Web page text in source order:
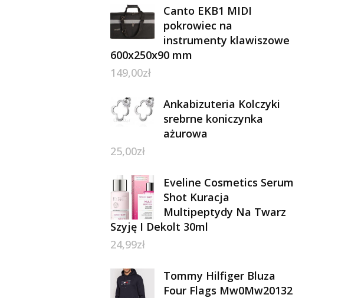
Canto EKB1 MIDI
pokrowiec na
instrumenty klawiszowe
600x250x90 mm
149,00zł
Ankabizuteria Kolczyki
srebrne koniczynka
ażurowa
25,00zł
Eveline Cosmetics Serum
Shot Kuracja
Multipeptydy Na Twarz
Szyję I Dekolt 30ml
24,99zł
Tommy Hilfiger Bluza
Four Flags Mw0Mw20132